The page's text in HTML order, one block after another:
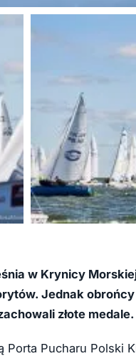
w Krynicy
Jednak
złote medale.
Porta Pucharu